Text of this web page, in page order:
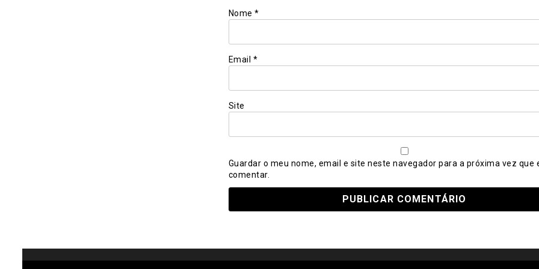
Nome *
Email *
Site
Guardar o meu nome, email e site neste navegador para a próxima vez que
comentar.